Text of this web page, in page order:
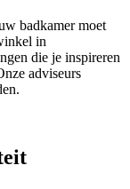
badkamer moet
in
die je inspireren
adviseurs